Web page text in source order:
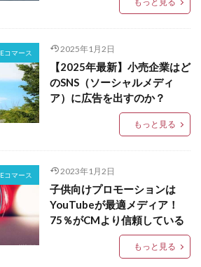
Eコマース 2025年1月2日
【2025年最新】小売企業はど
のSNS（ソーシャルメディ
ア）に広告を出すのか？
もっと見る
Eコマース 2023年1月2日
子供向けプロモーションは
YouTubeが最適メディア！
75％がCMより信頼している
もっと見る